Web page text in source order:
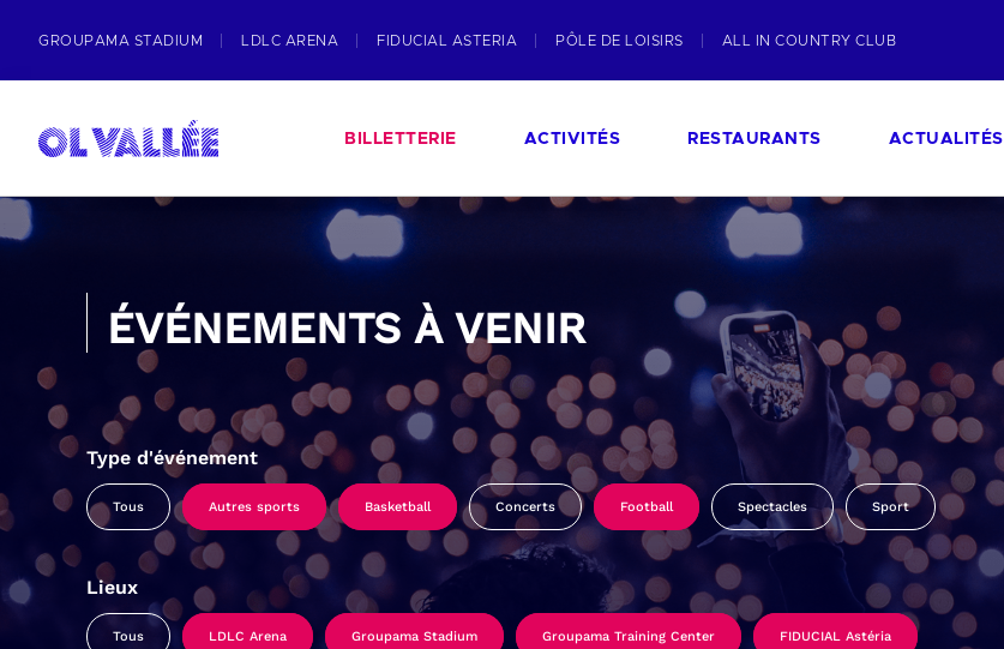
GROUPAMA STADIUM LDLC ARENA FIDUCIAL ASTERIA PÔLE DE LOISIRS ALL IN COUNTRY CLUB
BILLETTERIE ACTIVITÉS RESTAURANTS ACTUALITÉS
ÉVÉNEMENTS À VENIR
Type d'événement
Tous Autres sports Basketball Concerts Football Spectacles Sport
Lieux
Tous LDLC Arena Groupama Stadium Groupama Training Center FIDUCIAL Astéria